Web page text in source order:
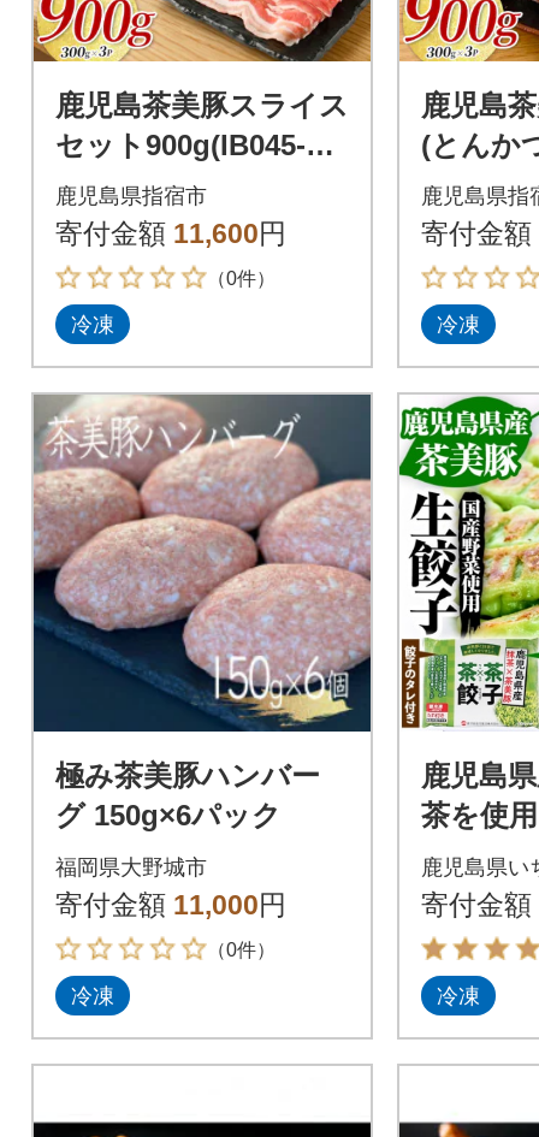
鹿児島茶美豚スライス
セット900g(IB045-00
4)C-701
鹿児島県指宿市
寄付金額 11,600円
（0件）
冷凍
鹿児島
(とんか
45-
鹿児島県指
寄付金額
冷凍
極み茶美豚ハンバー
グ 150g×6パック
福岡県大野城市
寄付金額 11,000円
（0件）
冷凍
鹿児島
茶を使
合計168
タレ付
用!
鹿児島県い
寄付金額
冷凍